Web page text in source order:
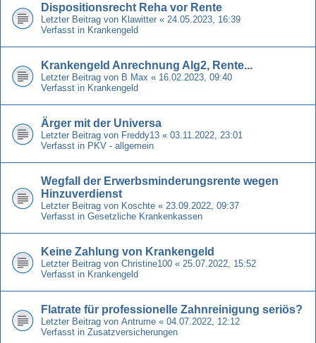
Dispositionsrecht Reha vor Rente
Letzter Beitrag von Klawitter « 24.05.2023, 16:39
Verfasst in Krankengeld
Krankengeld Anrechnung Alg2, Rente...
Letzter Beitrag von B Max « 16.02.2023, 09:40
Verfasst in Krankengeld
Ärger mit der Universa
Letzter Beitrag von Freddy13 « 03.11.2022, 23:01
Verfasst in PKV - allgemein
Wegfall der Erwerbsminderungsrente wegen
Hinzuverdienst
Letzter Beitrag von Koschte « 23.09.2022, 09:37
Verfasst in Gesetzliche Krankenkassen
Keine Zahlung von Krankengeld
Letzter Beitrag von Christine100 « 25.07.2022, 15:52
Verfasst in Krankengeld
Flatrate für professionelle Zahnreinigung seriös?
Letzter Beitrag von Antrume « 04.07.2022, 12:12
Verfasst in Zusatzversicherungen